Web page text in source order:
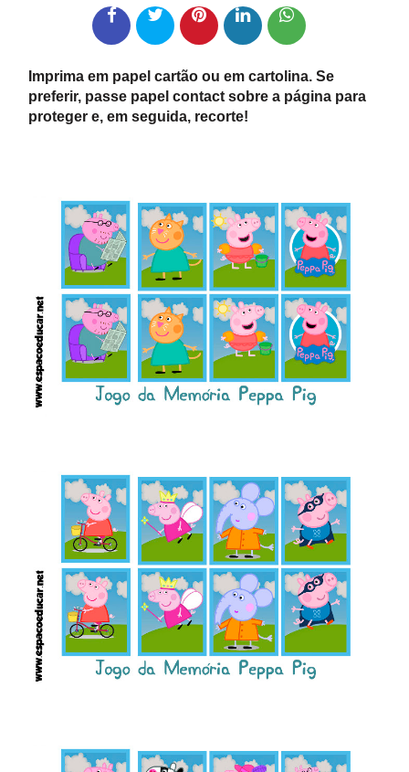
Imprima em papel cartão ou em cartolina. Se
preferir, passe papel contact sobre a página para
proteger e, em seguida, recorte!